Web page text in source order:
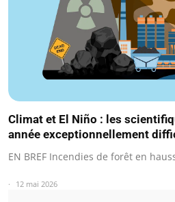
Climat et El Niño : les
année exceptionnellement
EN BREF Incendies de forêt en
12 mai 2026